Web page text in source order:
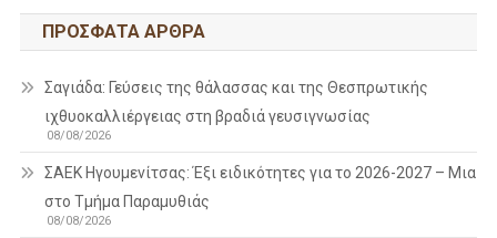
ΠΡΌΣΦΑΤΑ ΆΡΘΡΑ
Σαγιάδα: Γεύσεις της θάλασσας και της Θεσπρωτικής
ιχθυοκαλλιέργειας στη βραδιά γευσιγνωσίας
08/08/2026
ΣΑΕΚ Ηγουμενίτσας: Έξι ειδικότητες για το 2026-2027 – Μια
στο Τμήμα Παραμυθιάς
08/08/2026